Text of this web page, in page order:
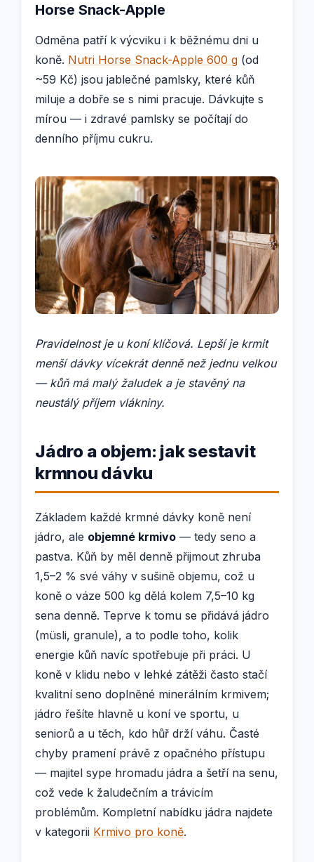
Horse Snack-Apple
Odměna patří k výcviku i k běžnému dni u
koně. Nutri Horse Snack-Apple 600 g (od
~59 Kč) jsou jablečné pamlsky, které kůň
miluje a dobře se s nimi pracuje. Dávkujte s
mírou — i zdravé pamlsky se počítají do
denního příjmu cukru.
Pravidelnost je u koní klíčová. Lepší je krmit
menší dávky vícekrát denně než jednu velkou
— kůň má malý žaludek a je stavěný na
neustálý příjem vlákniny.
Jádro a objem: jak sestavit
krmnou dávku
Základem každé krmné dávky koně není
jádro, ale objemné krmivo — tedy seno a
pastva. Kůň by měl denně přijmout zhruba
1,5–2 % své váhy v sušině objemu, což u
koně o váze 500 kg dělá kolem 7,5–10 kg
sena denně. Teprve k tomu se přidává jádro
(müsli, granule), a to podle toho, kolik
energie kůň navíc spotřebuje při práci. U
koně v klidu nebo v lehké zátěži často stačí
kvalitní seno doplněné minerálním krmivem;
jádro řešíte hlavně u koní ve sportu, u
seniorů a u těch, kdo hůř drží váhu. Časté
chyby pramení právě z opačného přístupu
— majitel sype hromadu jádra a šetří na senu,
což vede k žaludečním a trávicím
problémům. Kompletní nabídku jádra najdete
v kategorii Krmivo pro koně.